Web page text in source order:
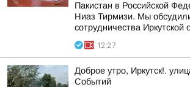
Пакистан в Российской
Ниаз Тирмизи. Мы
сотрудничества Иркутской
12:27
Доброе утро, Иркутск!.
Событий